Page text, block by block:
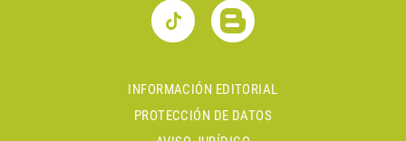
INFORMACIÓN EDITORIAL
PROTECCIÓN DE DATOS